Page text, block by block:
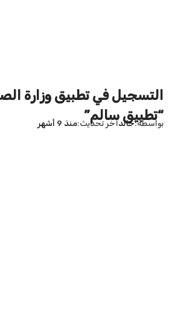
التسجيل في تطبيق وزارة
“تطبيق سالم”
بواسطة خالدآخر تحديث منذ 9 أشهر